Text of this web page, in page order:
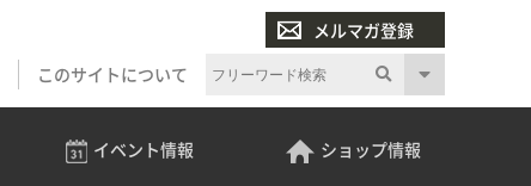
メルマガ登録
このサイトについて
イベント情報 ショップ情報